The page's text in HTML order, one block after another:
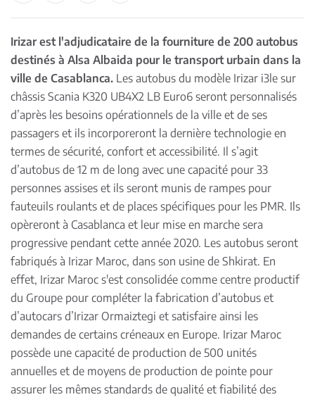
Irizar est l'adjudicataire de la fourniture de 200 autobus
destinés à Alsa Albaida pour le transport urbain dans la
ville de Casablanca. Les autobus du modèle Irizar i3le sur
châssis Scania K320 UB4X2 LB Euro6 seront personnalisés
d’après les besoins opérationnels de la ville et de ses
passagers et ils incorporeront la dernière technologie en
termes de sécurité, confort et accessibilité. Il s’agit
d’autobus de 12 m de long avec une capacité pour 33
personnes assises et ils seront munis de rampes pour
fauteuils roulants et de places spécifiques pour les PMR. Ils
opèreront à Casablanca et leur mise en marche sera
progressive pendant cette année 2020. Les autobus seront
fabriqués à Irizar Maroc, dans son usine de Shkirat. En
effet, Irizar Maroc s'est consolidée comme centre productif
du Groupe pour compléter la fabrication d’autobus et
d’autocars d’Irizar Ormaiztegi et satisfaire ainsi les
demandes de certains créneaux en Europe. Irizar Maroc
possède une capacité de production de 500 unités
annuelles et de moyens de production de pointe pour
assurer les mêmes standards de qualité et fiabilité des